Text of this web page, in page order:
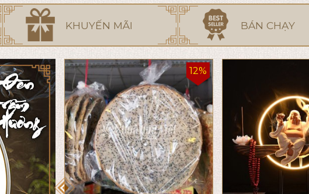
KHUYẾN MÃI BÁN CHẠY
12%